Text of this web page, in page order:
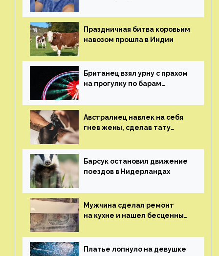
Праздничная битва коровьим
навозом прошла в Индии
Британец взял урну с прахом
на прогулку по барам
Австралиец навлек на себя
гнев жены, сделав тату
Барсук остановил движение
поездов в Нидерландах
Мужчина сделал ремонт
на кухне и нашел бесценные
Платье лопнуло на девушке